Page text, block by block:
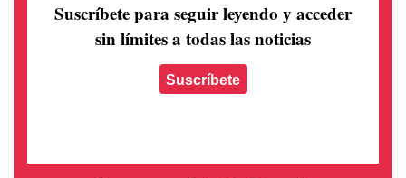
Suscríbete para seguir leyendo y acceder
sin límites a todas las noticias
Suscríbete